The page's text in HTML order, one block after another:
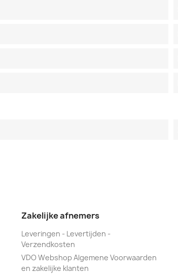
Zakelijke afnemers
Leveringen - Levertijden -
Verzendkosten
VDO Webshop Algemene Voorwaarden
en zakelijke klanten